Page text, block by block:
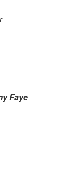
Faye